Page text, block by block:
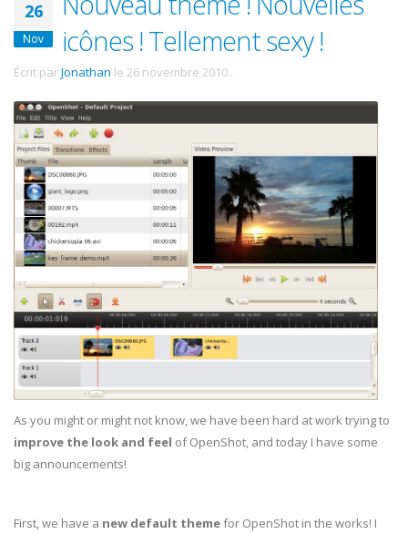
26
Nov
icônes ! Tellement sexy !
Écrit parJonathan le 26 novembre 2010 .
As you might or might not know, we have been hard at work trying to
improve the look and feel of OpenShot, and today I have some
big announcements!
First, we have a new default themefor OpenShot in the works! I